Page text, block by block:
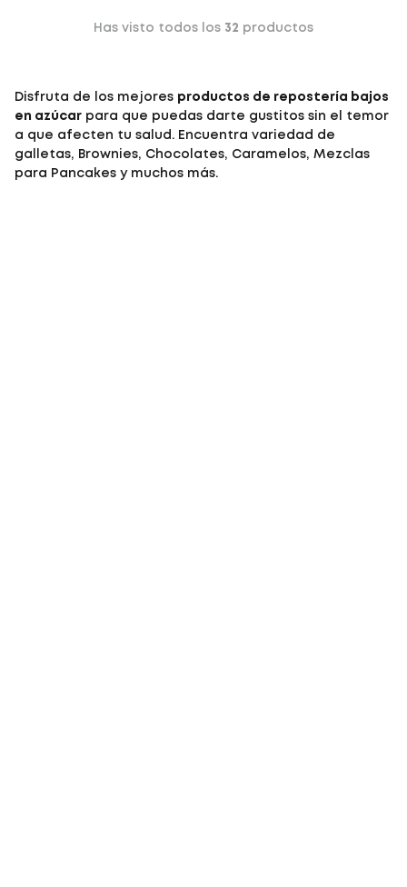
Has visto todos los 32 productos
Disfruta de los mejores productos de repostería bajos
en azúcar para que puedas darte gustitos sin el temor
a que afecten tu salud. Encuentra variedad de
galletas, Brownies, Chocolates, Caramelos, Mezclas
para Pancakes y muchos más.